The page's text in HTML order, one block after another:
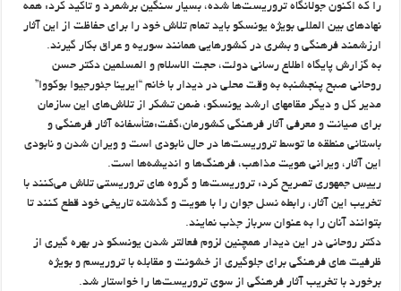
را که اکنون جولانگاه تروریست‌ها شده، بسیار سنگین برشمرد و تاکید کرد: همه
نهادهای بین المللی بویژه یونسکو باید تمام تلاش خود را برای حفاظت از این آثار
ارزشمند فرهنگی و بشری در کشورهایی همانند سوریه و عراق بکار گیرند.
به گزارش پایگاه اطلاع رسانی دولت، حجت الاسلام و المسلمین دکتر حسن
روحانی صبح پنجشنبه به وقت محلی در دیدار با خانم “ایرینا جئورجیوا بوکووا”
مدیر کل و دیگر مقامهای ارشد یونسکو، ضمن تشکر از تلاش‌های این سازمان
برای صیانت و معرفی آثار فرهنگی کشورمان،گفت:متأسفانه آثار فرهنگی و
باستانی منطقه ما توسط تروریست‌ها در حال نابودی است و ویران شدن و نابودی
این آثار، ویرانی هویت مذاهب، فرهنگ‌ها و اندیشه‌ها است.
رییس جمهوری تصریح کرد: تروریست‌ها و گروه های تروریستی تلاش می‌کنند با
تخریب این آثار، رابطه نسل جوان را با هویت و گذشته تاریخی خود قطع کنند تا
بتوانند آنان را به عنوان سرباز جذب نمایند.
دکتر روحانی در این دیدار همچنین لزوم فعالتر شدن یونسکو در بهره گیری از
ظرفیت های فرهنگی برای جلوگیری از خشونت و مقابله با تروریسم و بویژه
برخورد با تخریب آثار فرهنگی از سوی تروریست‌ها را خواستار شد.